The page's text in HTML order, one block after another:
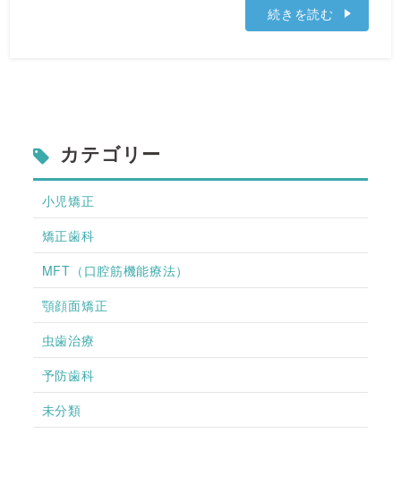
続きを読む
カテゴリー
小児矯正
矯正歯科
MFT（口腔筋機能療法）
顎顔面矯正
虫歯治療
予防歯科
未分類